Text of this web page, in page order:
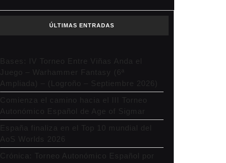
ÚLTIMAS ENTRADAS
Bases: IV Torneo Entre Viñas Anda el
Juego – Warhammer Fantasy (6ª
Ampliada) – (Logroño – Septiembre 2026)
Comienza el camino hacia el III Torneo
Autonómico Español de Age of Sigmar
España finaliza en el Top 10 mundial del
AoS Worlds 2026
Crónica: Torneo Autonómico Español por